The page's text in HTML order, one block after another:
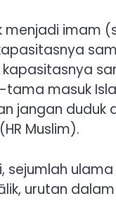
menjadi
masuk
jangan duduk
Muslim).
urutan